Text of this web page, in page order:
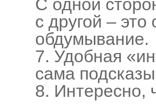
С одной
с другой –
обдумывание.
7. Удобная
сама
8. Интересно,